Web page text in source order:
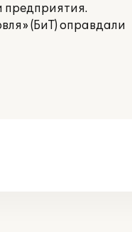
предприятия.
(БиТ) оправдали